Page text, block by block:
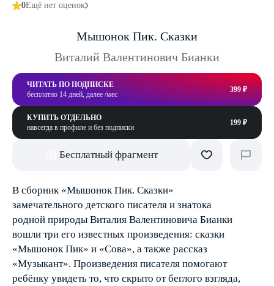
0Ещё нет оценок
Мышонок Пик. Сказки
Виталий Валентинович Бианки
ЧИТАТЬ ПО ПОДПИСКЕ
бесплатно 14 дней, далее /мес
399 ₽
КУПИТЬ ОТДЕЛЬНО
навсегда в профиле и без подписки
199 ₽
Бесплатный фрагмент
В сборник «Мышонок Пик. Сказки»
замечательного детского писателя и знатока
родной природы Виталия Валентиновича Бианки
вошли три его известных произведения: сказки
«Мышонок Пик» и «Сова», а также рассказ
«Музыкант». Произведения писателя помогают
ребёнку увидеть то, что скрыто от беглого взгляда,